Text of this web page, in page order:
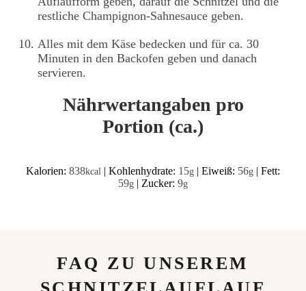
restliche Champignon-Sahnesauce geben.
Alles mit dem Käse bedecken und für ca. 30
Minuten in den Backofen geben und danach
servieren.
Nährwertangaben pro
Portion (ca.)
Kalorien: 838kcal | Kohlenhydrate: 15g | Eiweiß: 56g | Fett:
59g | Zucker: 9g
FAQ ZU UNSEREM